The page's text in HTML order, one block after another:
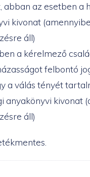
abban az esetben a
kivonat
áll)
a kérelmező
felbontó
a válás tényét
anyakönyvi kivonat
áll)